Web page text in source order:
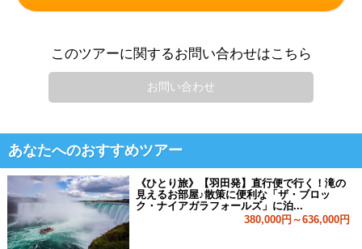
このツアーに関するお問い合わせはこちら
お問い合わせ
あなたへのおすすめツアー
《ひとり旅》【羽田発】直行便で行く！滝の
見えるお部屋♪散策に便利な「ザ・ブロッ
ク・ナイアガラフォールズ」に泊...
380,000円～636,000円